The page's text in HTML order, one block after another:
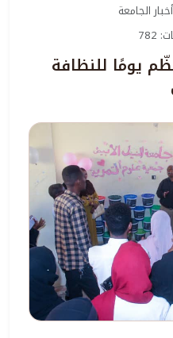
أخبار الجامعة
يومًا للنظافة